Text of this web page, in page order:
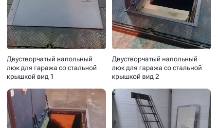
Двустворчатый напольный
люк для гаража со стальной
крышкой вид 1
Двустворчатый напольный
люк для гаража со стальной
крышкой вид 2